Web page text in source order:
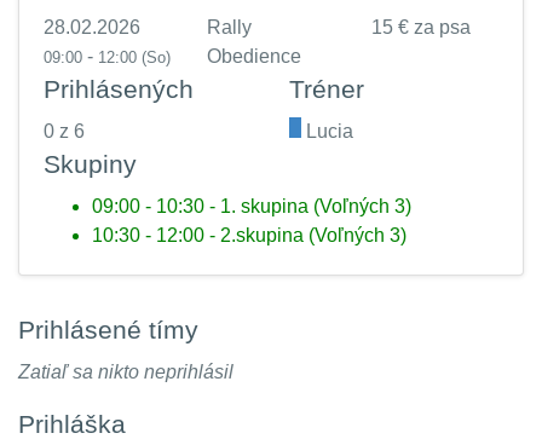
28.02.2026
09:00 - 12:00 (So)
Rally
Obedience
15 € za psa
Prihlásených
0 z 6
Tréner
Lucia
Skupiny
09:00 - 10:30 - 1. skupina (Voľných 3)
10:30 - 12:00 - 2.skupina (Voľných 3)
Prihlásené tímy
Zatiaľ sa nikto neprihlásil
Prihláška